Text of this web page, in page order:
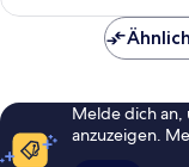
Melde dich an,
anzuzeigen.